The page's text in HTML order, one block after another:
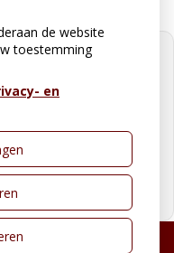
gegeven
nodig is om
wijzigen
|Beheer
de website
toestemming
en